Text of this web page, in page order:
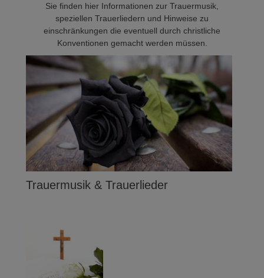
Sie finden hier Informationen zur Trauermusik,
speziellen Trauerliedern und Hinweise zu
einschränkungen die eventuell durch christliche
Konventionen gemacht werden müssen.
Trauermusik & Trauerlieder